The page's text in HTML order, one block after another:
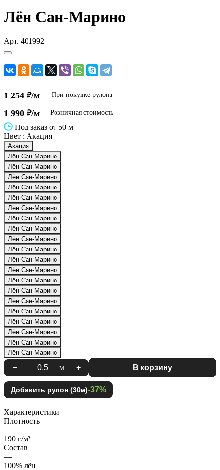
Лён Сан-Марино
Арт. 401992
1 254 ₽/м При покупке рулона
1 990 ₽/м Розничная стоимость
Под заказ от 50 м
Цвет : Акация
Акация
Лён Сан-Марино
Лён Сан-Марино
Лён Сан-Марино
Лён Сан-Марино
Лён Сан-Марино
Лён Сан-Марино
Лён Сан-Марино
Лён Сан-Марино
Лён Сан-Марино
Лён Сан-Марино
Лён Сан-Марино
Лён Сан-Марино
Лён Сан-Марино
Лён Сан-Марино
Лён Сан-Марино
Лён Сан-Марино
Лён Сан-Марино
Лён Сан-Марино
Лён Сан-Марино
Лён Сан-Марино
− м + В корзину
Добавить рулон (30м)-37%
Характеристики
Плотность
—
190 г/м²
Состав
—
100% лён